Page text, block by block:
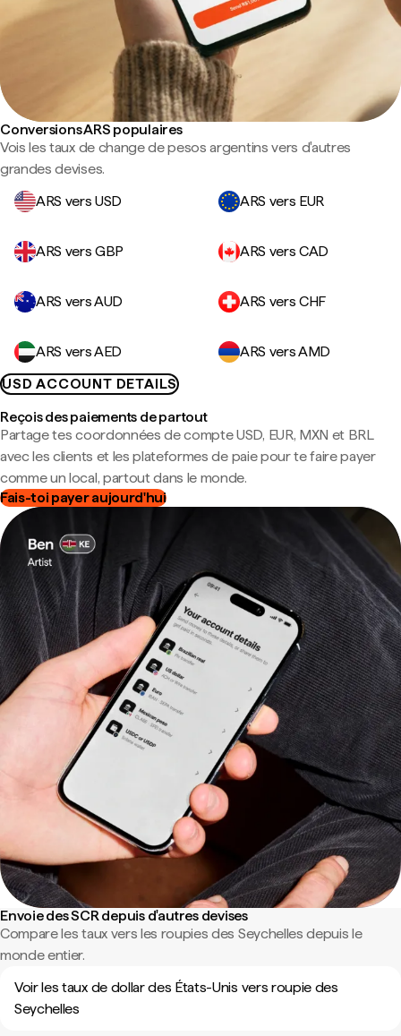
Conversions ARS populaires
Vois les taux de change de pesos argentins vers d'autres
grandes devises.
ARS vers USD
ARS vers EUR
ARS vers GBP ARS vers CAD
ARS vers AUD ARS vers CHF
ARS vers AED
ARS vers AMD
USD ACCOUNT DETAILS
Reçois des paiements de partout
Partage tes coordonnées de compte USD, EUR, MXN et BRL
avec les clients et les plateformes de paie pour te faire payer
comme un local, partout dans le monde.
Fais-toi payer aujourd'hui
Envoie des SCR depuis d'autres devises
Compare les taux vers les roupies des Seychelles depuis le
monde entier.
Voir les taux de dollar des États-Unis vers roupie des
Seychelles